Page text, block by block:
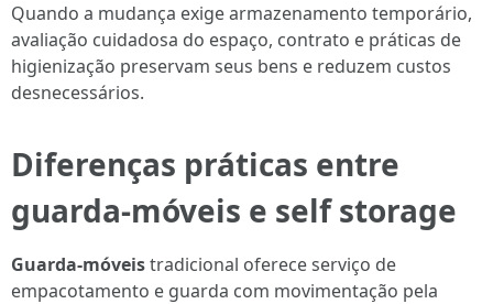
Quando a mudança exige armazenamento temporário,
avaliação cuidadosa do espaço, contrato e práticas de
higienização preservam seus bens e reduzem custos
desnecessários.
Diferenças práticas entre
guarda-móveis e self storage
Guarda-móveistradicional oferece serviço de
empacotamento e guarda com movimentação pela